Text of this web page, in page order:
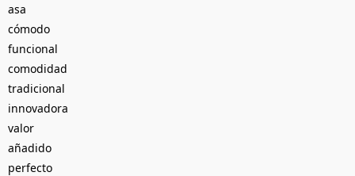
asa
cómodo
funcional
comodidad
tradicional
innovadora
valor
añadido
perfecto